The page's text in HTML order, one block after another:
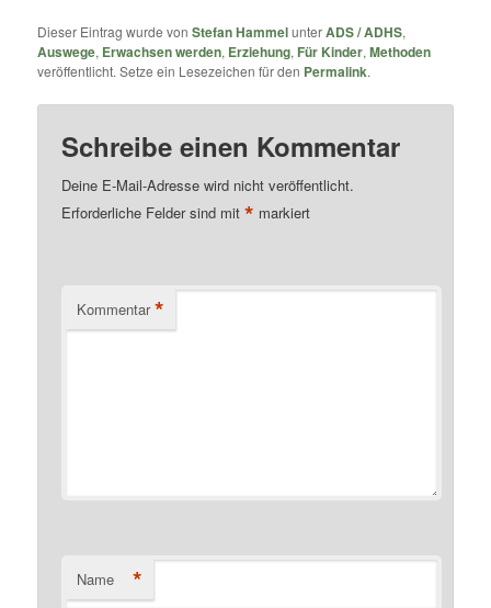
Dieser Eintrag wurde vonStefan HammelunterADS / ADHS,
Auswege, Erwachsen werden, Erziehung, Für Kinder,Methoden
veröffentlicht. Setze ein Lesezeichen für den Permalink.
Schreibe einen Kommentar
Deine E-Mail-Adresse wird nicht veröffentlicht.
Erforderliche Felder sind mit* markiert
Kommentar *
Name *